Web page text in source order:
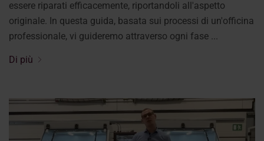
essere riparati efficacemente, riportandoli all'aspetto
originale. In questa guida, basata sui processi di un'officina
professionale, vi guideremo attraverso ogni fase ...
Di più